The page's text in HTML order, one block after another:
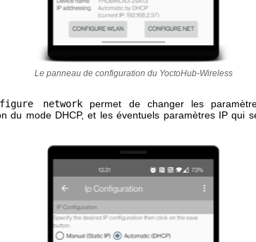
Le panneau de configuration du YoctoHub-Wireless
networkpermet de changer les
du mode DHCP, et les éventuels paramètres IP qui